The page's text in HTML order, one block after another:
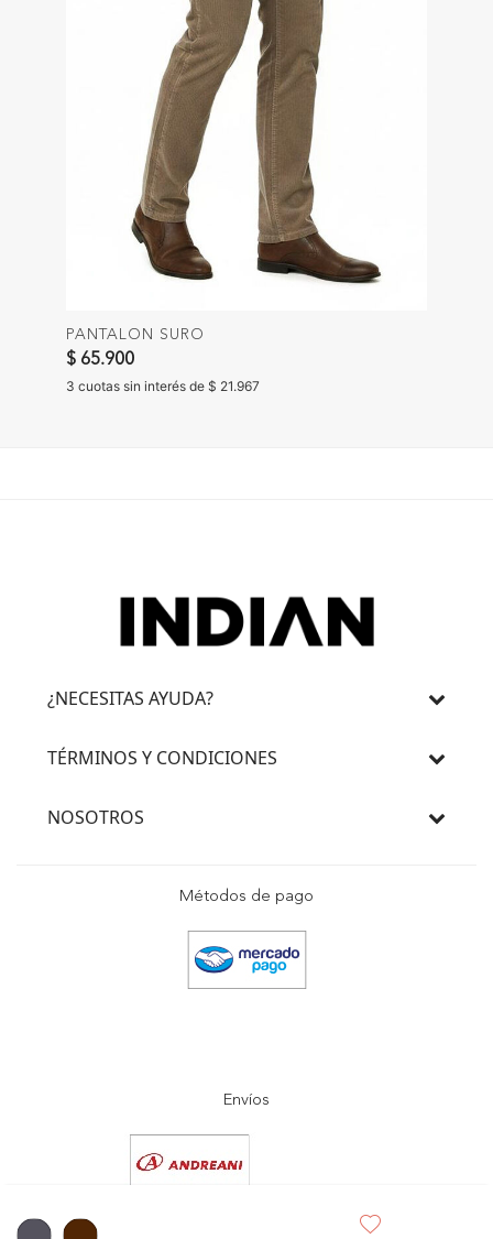
PANTALON SURO
$ 65.900
3 cuotas sin interés de $ 21.967
¿NECESITAS AYUDA?
TÉRMINOS Y CONDICIONES
NOSOTROS
Métodos de pago
Envíos